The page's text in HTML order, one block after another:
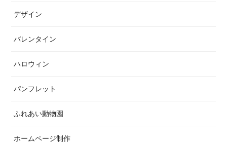
デザイン
バレンタイン
ハロウィン
パンフレット
ふれあい動物園
ホームページ制作